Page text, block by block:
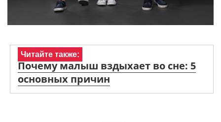
Читайте также:
Почему малыш вздыхает во сне: 5
основных причин